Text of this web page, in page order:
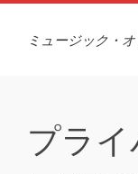
Skip
ミュージック・
プラ